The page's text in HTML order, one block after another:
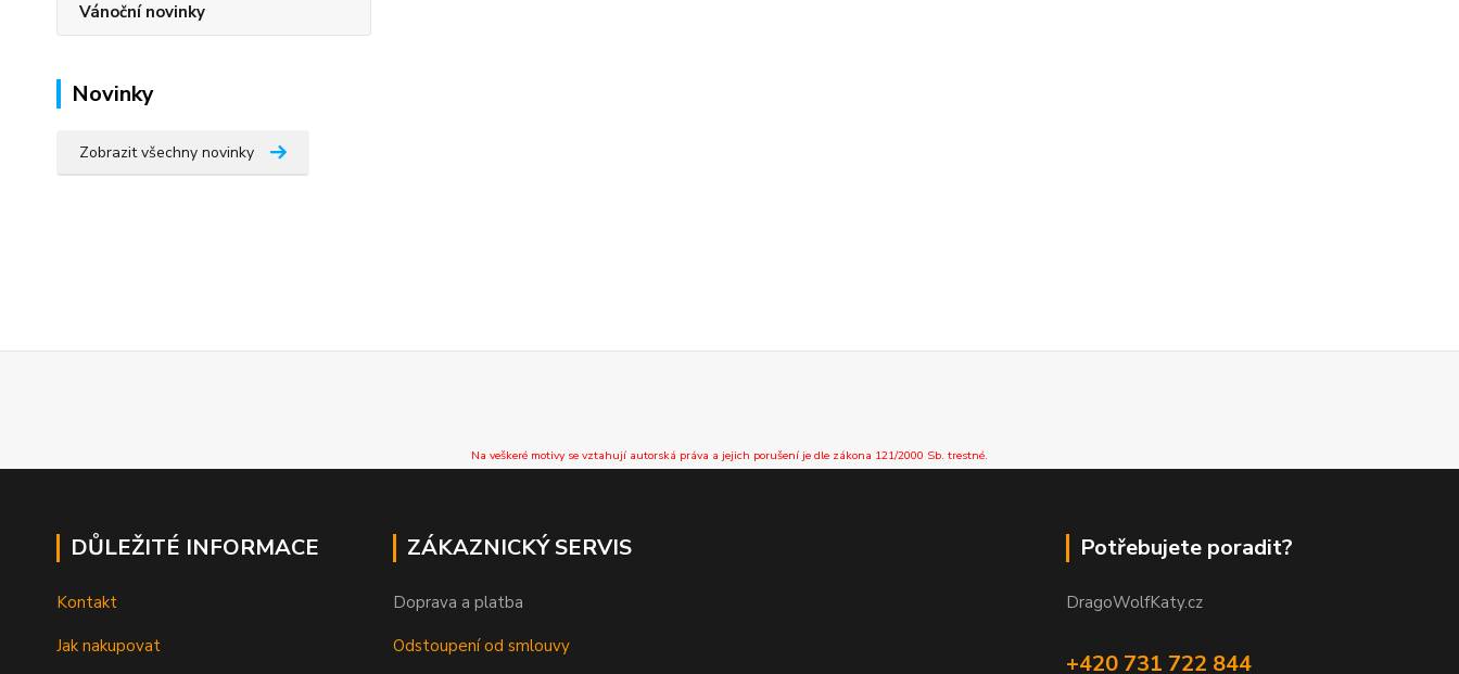
Vánoční novinky
Novinky
Zobrazit všechny novinky
Na veškeré motivy se vztahují autorská práva a jejich porušení je dle zákona 121/2000 Sb. trestné.
DŮLEŽITÉ INFORMACE
Kontakt
Jak nakupovat
ZÁKAZNICKÝ SERVIS
Doprava a platba
Odstoupení od smlouvy
Potřebujete poradit?
DragoWolfKaty.cz
+420 731 722 844